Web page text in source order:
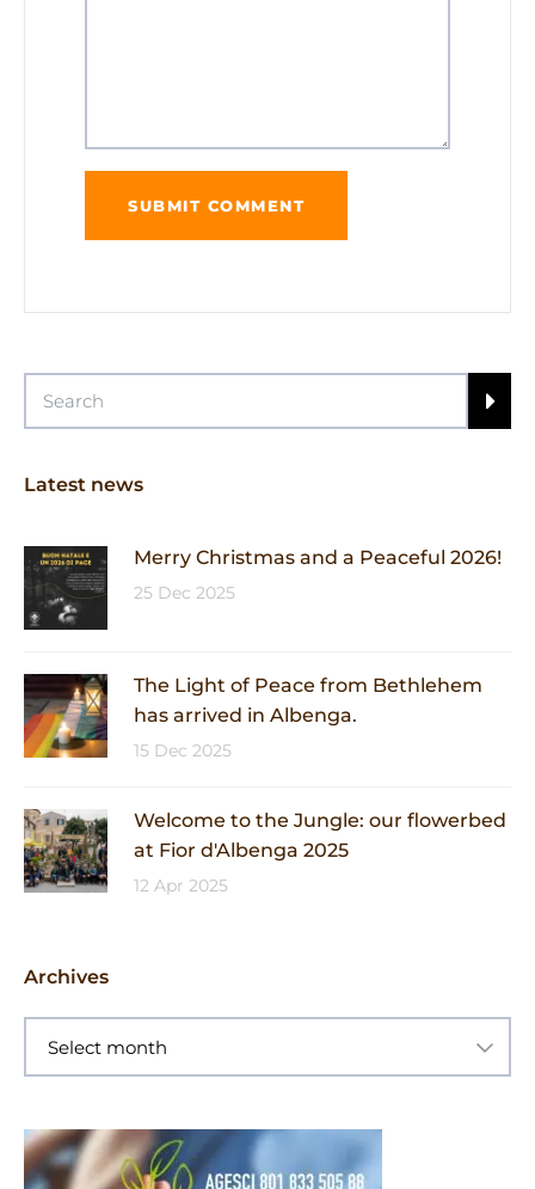
Latest news
Merry Christmas and a Peaceful 2026!
25 Dec 2025
The Light of Peace from Bethlehem
has arrived in Albenga.
15 Dec 2025
Welcome to the Jungle: our flowerbed
at Fior d'Albenga 2025
12 Apr 2025
Archives